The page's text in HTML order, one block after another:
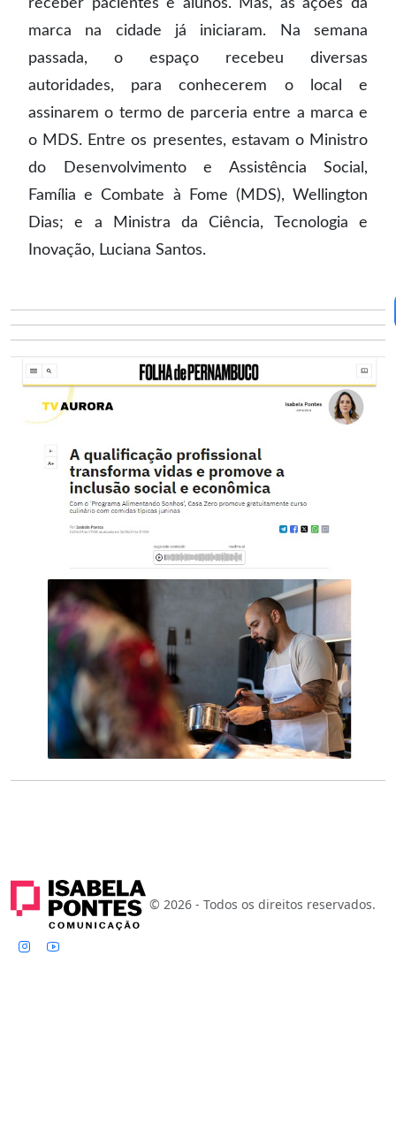
receber pacientes e alunos. Mas, as ações da
marca na cidade já iniciaram. Na semana
passada, o espaço recebeu diversas
autoridades, para conhecerem o local e
assinarem o termo de parceria entre a marca e
o MDS. Entre os presentes, estavam o Ministro
do Desenvolvimento e Assistência Social,
Família e Combate à Fome (MDS), Wellington
Dias; e a Ministra da Ciência, Tecnologia e
Inovação, Luciana Santos.
© 2026 - Todos os direitos reservados.